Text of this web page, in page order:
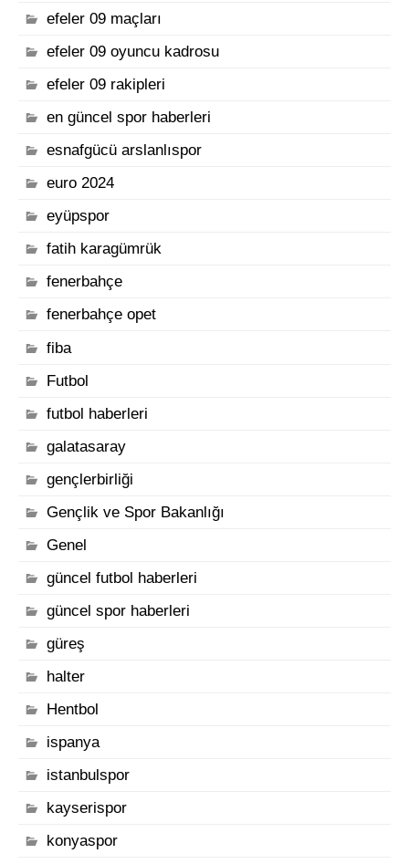
efeler 09 maçları
efeler 09 oyuncu kadrosu
efeler 09 rakipleri
en güncel spor haberleri
esnafgücü arslanlıspor
euro 2024
eyüpspor
fatih karagümrük
fenerbahçe
fenerbahçe opet
fiba
Futbol
futbol haberleri
galatasaray
gençlerbirliği
Gençlik ve Spor Bakanlığı
Genel
güncel futbol haberleri
güncel spor haberleri
güreş
halter
Hentbol
ispanya
istanbulspor
kayserispor
konyaspor